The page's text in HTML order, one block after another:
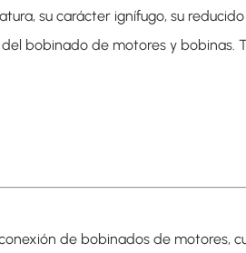
su carácter ignífugo, su
bobinado de motores y bobinas.
de bobinados de motores,